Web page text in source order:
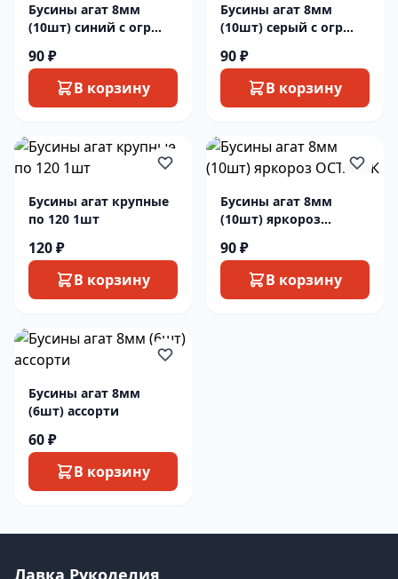
Бусины агат 8мм
(10шт) синий с огр
90 ₽
В корзину
Бусины агат 8мм
(10шт) серый с огр
90 ₽
В корзину
Бусины агат крупные
по 120 1шт
120 ₽
В корзину
Бусины агат 8мм
(10шт) яркороз
90 ₽
В корзину
Бусины агат 8мм
(6шт) ассорти
60 ₽
В корзину
Лавка Рукоделия